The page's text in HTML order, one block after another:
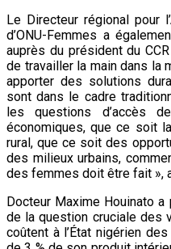
Le Directeur régional pour
d’ONU-Femmes a
auprès du président du
de travailler la main dans la
apporter des solutions
sont dans le cadre
les questions d’accès
économiques, que ce soit
rural, que ce soit des
des milieux urbains,
des femmes doit être fait »,
Docteur Maxime Houinato
de la question cruciale des
coûtent à l’État nigérien